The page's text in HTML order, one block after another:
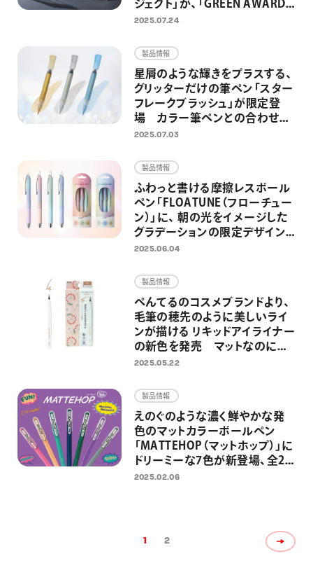
ジェクト」が、「GREEN AWARD
2024」のGOLDアワードを受
ートクレヨン画展」募集開始
2025.07.24
製品情報
星屑のような輝きをプラスする、
グリッターだけの筆ペン「スター
フレークブラッシュ」が限定登
場 カラー筆ペンとの合わせ使
いを楽しめる限定セットも同時
2025.07.03
製品情報
ふわっと書ける摩擦レスボール
ペン「FLOATUNE（フローチュー
ン）」に、 朝の光をイメージした
グラデーションの限定デザイン
が登場
2025.06.04
製品情報
ぺんてるのコスメブランドより、
毛筆の穂先のように美しいライ
ンが描ける リキッドアイライナー
の新色を発売 マットなのにツ
ヤもあるブラウン系の新色
色展開に
2025.05.22
製品情報
えのぐのような濃く鮮やかな発
色のマットカラーボールペン
「MATTEHOP（マットホップ）」に
ドリーミーな7色が新登場、全21
色展開に 「文房具屋さん大賞
2025.02.06
1 2